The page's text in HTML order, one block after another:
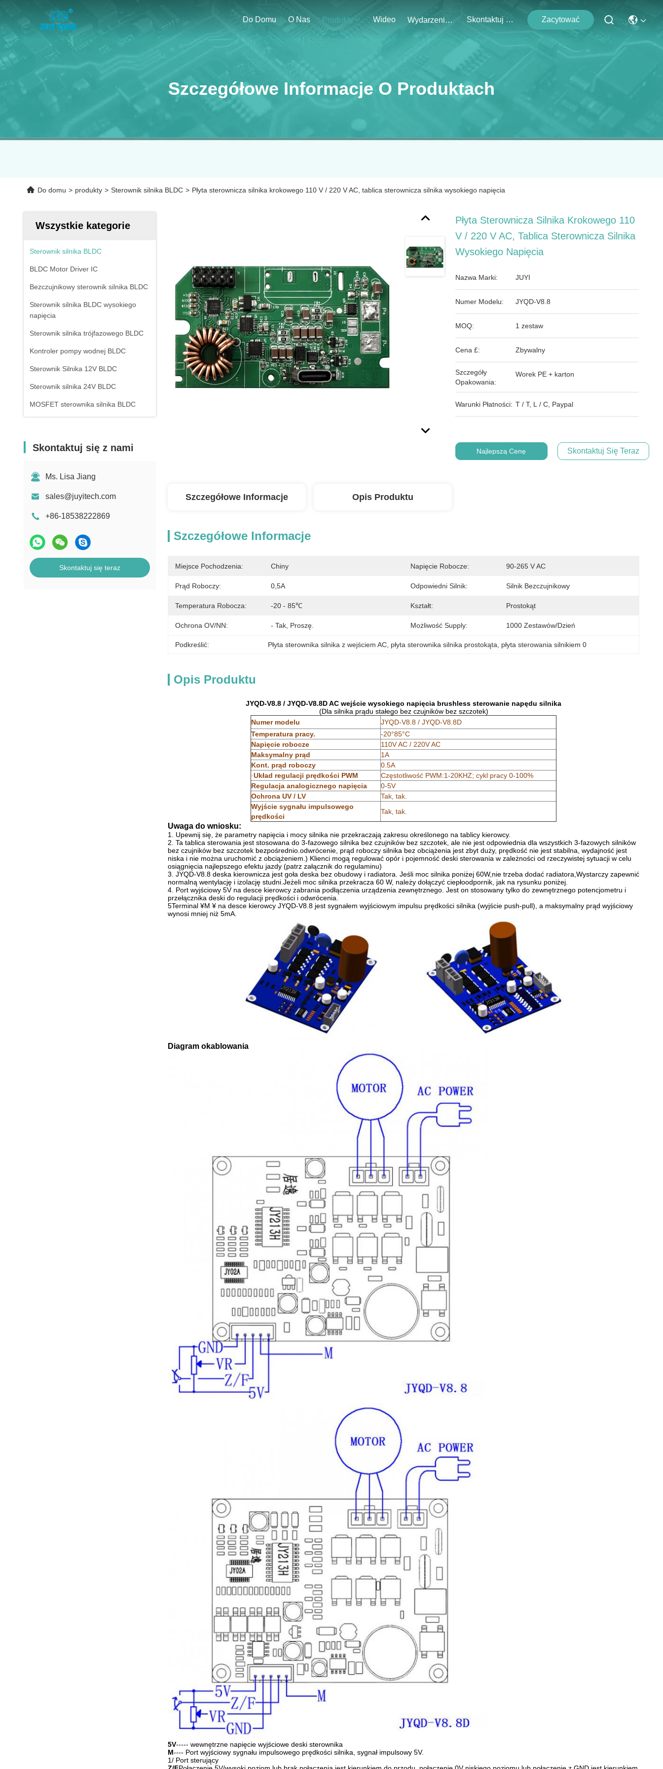
Do Domu O Nas Produkty Wideo Wydarzenia Skontaktuj Się Z Nami Zacytować
Szczegółowe Informacje O Produktach
Do domu > produkty > Sterownik silnika BLDC > Płyta sterownicza silnika krokowego 110 V / 220 V AC, tablica sterownicza silnika wysokiego napięcia
Wszystkie kategorie
Sterownik silnika BLDC
BLDC Motor Driver IC
Bezczujnikowy sterownik silnika BLDC
Sterownik silnika BLDC wysokiego
napięcia
Sterownik silnika trójfazowego BLDC
Kontroler pompy wodnej BLDC
Sterownik Silnika 12V BLDC
Sterownik silnika 24V BLDC
MOSFET sterownika silnika BLDC
Skontaktuj się z nami
Ms. Lisa Jiang
sales@juyitech.com
+86-18538222869
Skontaktuj się teraz
Płyta Sterownicza Silnika Krokowego 110
V / 220 V AC, Tablica Sterownicza Silnika
Wysokiego Napięcia
Nazwa Marki: JUYI
Numer Modelu: JYQD-V8.8
MOQ: 1 zestaw
Cena £: Zbywalny
Szczegóły
Opakowania:
Worek PE + karton
Warunki Płatności: T / T, L / C, Paypal
Najlepszą Cenę Skontaktuj Się Teraz
Szczegółowe Informacje Opis Produktu
Szczegółowe Informacje
Miejsce Pochodzenia: Chiny Napięcie Robocze: 90-265 V AC
Prąd Roboczy: 0,5A Odpowiedni Silnik: Silnik Bezczujnikowy
Temperatura Robocza: -20 - 85℃ Kształt: Prostokąt
Ochrona OV/NN: - Tak, Proszę. Możliwość Supply: 1000 Zestawów/dzień
Podkreślić: Płyta sterownika silnika z wejściem AC płyta sterownika silnika prostokąta płyta sterowania silnikiem 0
Opis Produktu
JYQD-V8.8 / JYQD-V8.8D AC wejście wysokiego napięcia brushless sterowanie napędu silnika
(Dla silnika prądu stałego bez czujników bez szczotek)
Numer modelu
JYQD-V8.8 / JYQD-V8.8D
Temperatura pracy.
-20°85°C
Napięcie robocze
110V AC / 220V AC
Maksymalny prąd
1A
Kont. prąd roboczy
0.5A
·Układ regulacji prędkości PWM
Częstotliwość PWM:1-20KHZ; cykl pracy 0-100%
Regulacja analogicznego napięcia
0-5V
Ochrona UV / LV
Tak, tak.
Wyjście sygnału impulsowego
prędkości
Tak, tak.
Uwaga do wniosku:
1. Upewnij się, że parametry napięcia i mocy silnika nie przekraczają zakresu określonego na tablicy kierowcy.
2. Ta tablica sterowania jest stosowana do 3-fazowego silnika bez czujników bez szczotek, ale nie jest odpowiednia dla wszystkich 3-fazowych silników
bez czujników bez szczotek bezpośrednio.odwrócenie, prąd roboczy silnika bez obciążenia jest zbyt duży, prędkość nie jest stabilna, wydajność jest
niska i nie można uruchomić z obciążeniem.) Klienci mogą regulować opór i pojemność deski sterowania w zależności od rzeczywistej sytuacji w celu
osiągnięcia najlepszego efektu jazdy (patrz załącznik do regulaminu)
3. JYQD-V8.8 deska kierownicza jest goła deska bez obudowy i radiatora. Jeśli moc silnika poniżej 60W,nie trzeba dodać radiatora,Wystarczy zapewnić
normalną wentylację i izolację studni.Jeżeli moc silnika przekracza 60 W, należy dołączyć ciepłoodpornik, jak na rysunku poniżej.
4. Port wyjściowy 5V na desce kierowcy zabrania podłączenia urządzenia zewnętrznego. Jest on stosowany tylko do zewnętrznego potencjometru i
przełącznika deski do regulacji prędkości i odwrócenia.
5Terminal ¥M ¥ na desce kierowcy JYQD-V8.8 jest sygnałem wyjściowym impulsu prędkości silnika (wyjście push-pull), a maksymalny prąd wyjściowy
wynosi mniej niż 5mA.
Diagram okablowania
5V----- wewnętrzne napięcie wyjściowe deski sterownika
M---- Port wyjściowy sygnału impulsowego prędkości silnika, sygnał impulsowy 5V.
1/ Port sterujący